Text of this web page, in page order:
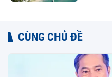
CÙNG CHỦ ĐỀ